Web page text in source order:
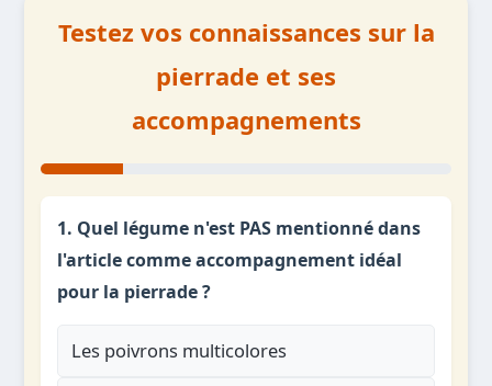
Testez vos connaissances sur la
pierrade et ses
accompagnements
1. Quel légume n'est PAS mentionné dans
l'article comme accompagnement idéal
pour la pierrade ?
Les poivrons multicolores